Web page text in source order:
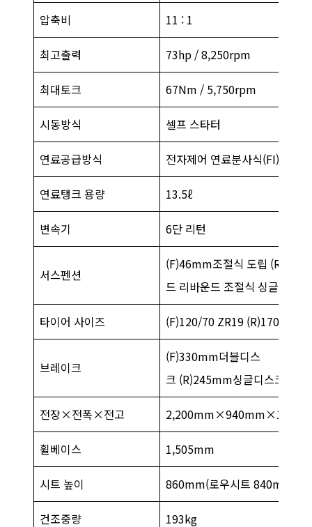
압축비 11 : 1
최고출력 73hp / 8,250rpm
최대토크 67Nm / 5,750rpm
시동방식 셀프 스타터
연료공급방식 전자제어 연료분사식(FI)
연료탱크 용량 13.5ℓ
변속기 6단 리턴
서스펜션
(F)46mm조절식 도립 (R)프리
드 리바운드 조절식 싱글쇽 스
타이어 사이즈 (F)120/70 ZR19 (R)170/60
브레이크
(F)330mm더블디스
크 (R)245mm싱글디스크
전장×전폭×전고
휠베이스 1,505mm
시트 높이 860mm(로우시트 840mm)
건조중량 193kg